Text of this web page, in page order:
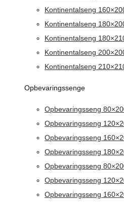
Kontinentalseng
Kontinentalseng
Kontinentalseng
Kontinentalseng
Kontinentalseng
Opbevaringssenge
Opbevaringsseng
Opbevaringsseng
Opbevaringsseng
Opbevaringsseng
Opbevaringsseng
Opbevaringsseng
Opbevaringsseng